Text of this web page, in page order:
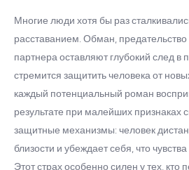
Многие люди хотя бы раз
расставанием. Обман,
партнера оставляют глубокий след в
стремится защитить человека от
каждый потенциальный роман
результате при малейших признаках
защитные механизмы: человек
близости и убеждает себя, что
Этот страх особенно силен у тех,